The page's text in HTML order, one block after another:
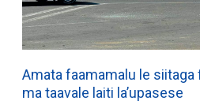
Amata faamamalu le
ma taavale laiti la’upasese